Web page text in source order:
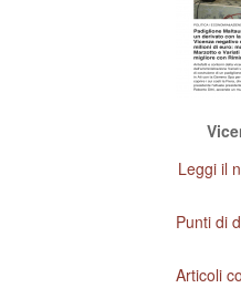
Leggi il
Punti di
Articoli